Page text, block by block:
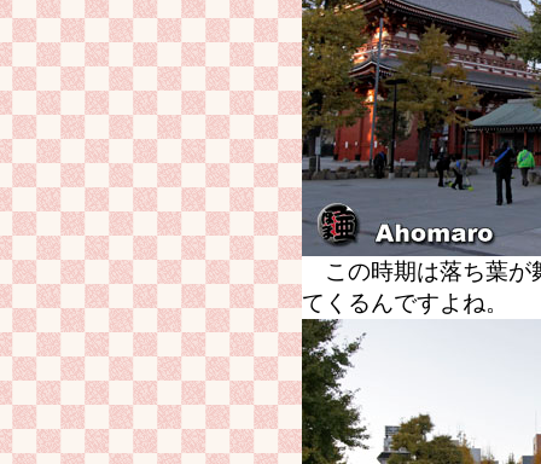
この時期は落ち葉が
てくるんですよね。